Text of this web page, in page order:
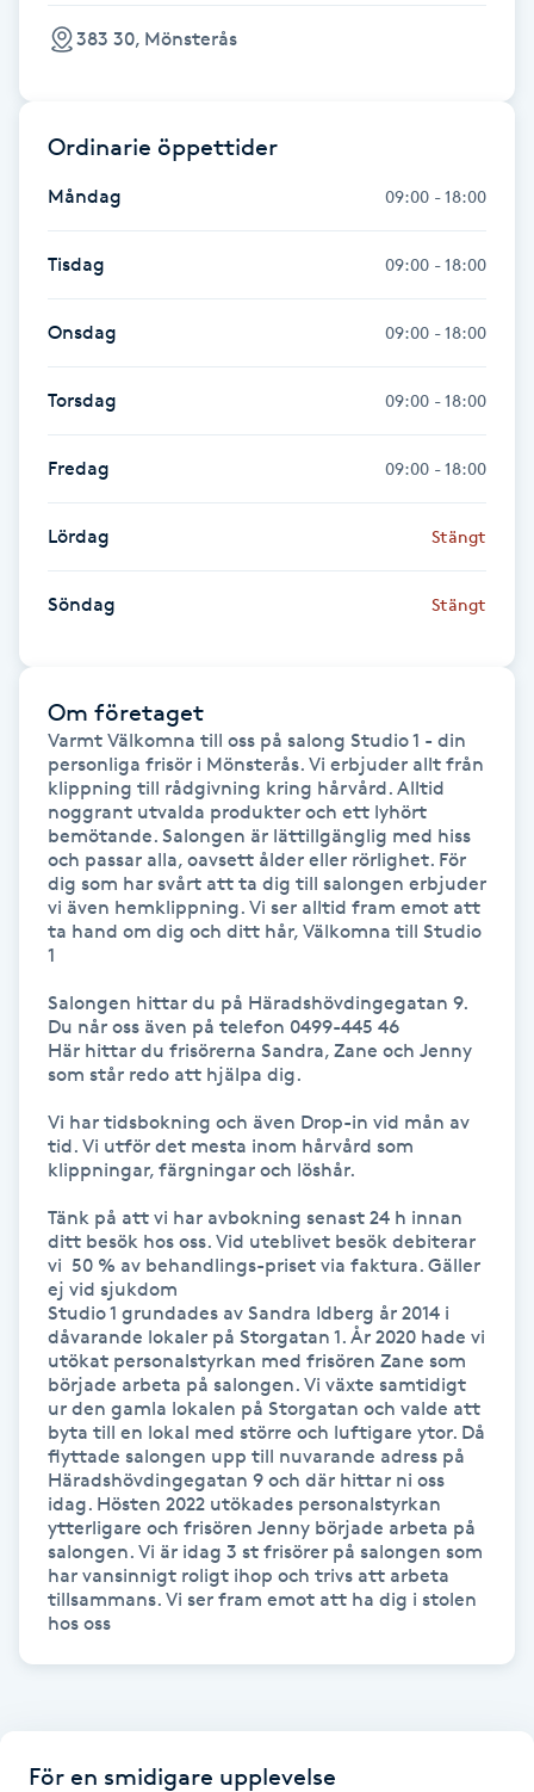
Hårborttagning
Hårförlängning
Hälsprickor
Idrottsmassage
IPL hårborttagning
Japansk massage
Katun fransar
Kemisk peeling
Keratinbehandling
Kinesisk medicin
Kiropraktik
Klangmassage
Klippning
Klippning & Slingor
Klippning ungdom
Koppningsmassage
Kosmetisk tatuering
Kroppsinpackning
383 30, Mönsterås
Ordinarie öppettider
Måndag 09:00 - 18:00
Tisdag 09:00 - 18:00
Onsdag 09:00 - 18:00
Torsdag 09:00 - 18:00
Fredag 09:00 - 18:00
Lördag Stängt
Söndag Stängt
Om företaget
Varmt Välkomna till oss på salong Studio 1 - din
personliga frisör i Mönsterås. Vi erbjuder allt från
klippning till rådgivning kring hårvård. Alltid
noggrant utvalda produkter och ett lyhört
bemötande. Salongen är lättillgänglig med hiss
och passar alla, oavsett ålder eller rörlighet. För
dig som har svårt att ta dig till salongen erbjuder
vi även hemklippning. Vi ser alltid fram emot att
ta hand om dig och ditt hår, Välkomna till Studio
1
Salongen hittar du på Häradshövdingegatan 9.
Du når oss även på telefon 0499-445 46
Här hittar du frisörerna Sandra, Zane och Jenny
som står redo att hjälpa dig.
Vi har tidsbokning och även Drop-in vid mån av
tid. Vi utför det mesta inom hårvård som
klippningar, färgningar och löshår.
Tänk på att vi har avbokning senast 24 h innan
ditt besök hos oss. Vid uteblivet besök debiterar
vi  50 % av behandlings-priset via faktura. Gäller
ej vid sjukdom
Studio 1 grundades av Sandra Idberg år 2014 i
dåvarande lokaler på Storgatan 1. År 2020 hade vi
utökat personalstyrkan med frisören Zane som
började arbeta på salongen. Vi växte samtidigt
ur den gamla lokalen på Storgatan och valde att
byta till en lokal med större och luftigare ytor. Då
flyttade salongen upp till nuvarande adress på
Häradshövdingegatan 9 och där hittar ni oss
idag. Hösten 2022 utökades personalstyrkan
ytterligare och frisören Jenny började arbeta på
salongen. Vi är idag 3 st frisörer på salongen som
har vansinnigt roligt ihop och trivs att arbeta
tillsammans. Vi ser fram emot att ha dig i stolen
För en smidigare upplevelse